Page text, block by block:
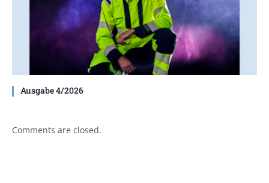
Ausgabe 4/2026
Comments are closed.